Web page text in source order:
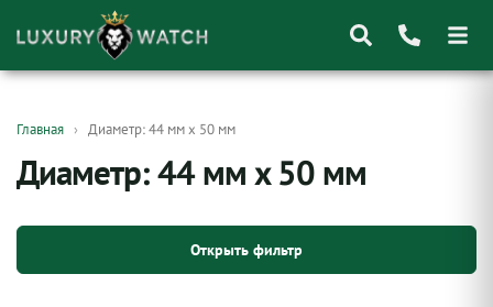
товаров
Главная Диаметр: 44 мм x 50 мм
Диаметр: 44 мм x 50 мм
Открыть фильтр